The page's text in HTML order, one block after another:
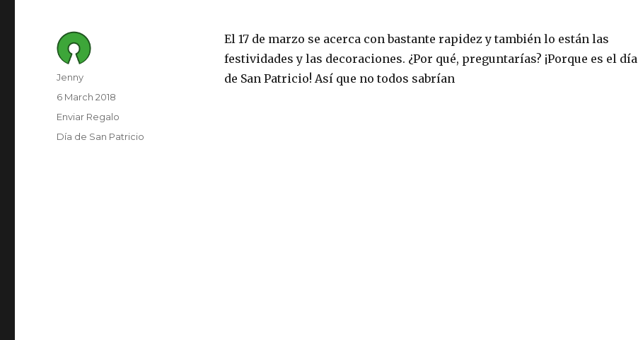
El 17 de marzo se acerca con bastante rapidez y también lo están las
festividades y las decoraciones. ¿Por qué, preguntarías? ¡Porque es el día
de San Patricio! Así que no todos sabrían
Author
Jenny
Posted
on
6 March 2018
Category
Enviar Regalo
Tags
Día de San Patricio